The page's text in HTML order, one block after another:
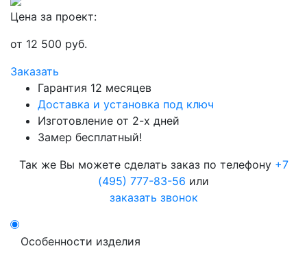
Цена за проект:
от 12 500 руб.
Заказать
Гарантия 12 месяцев
Доставка и установка под ключ
Изготовление от 2-х дней
Замер бесплатный!
Так же Вы можете сделать заказ по телефону +7
(495) 777-83-56 или
заказать звонок
Особенности изделия